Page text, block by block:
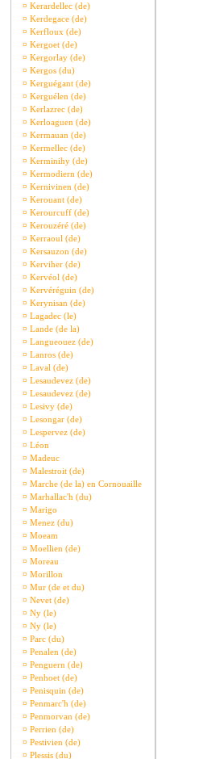
¤ Kerardellec (de)
¤ Kerdegace (de)
¤ Kerfloux (de)
¤ Kergoet (de)
¤ Kergorlay (de)
¤ Kergos (du)
¤ Kerguégant (de)
¤ Kerguélen (de)
¤ Kerlazrec (de)
¤ Kerloaguen (de)
¤ Kermauan (de)
¤ Kermellec (de)
¤ Kerminihy (de)
¤ Kermodiern (de)
¤ Kernivinen (de)
¤ Kerouant (de)
¤ Kerourcuff (de)
¤ Kerouzéré (de)
¤ Kerraoul (de)
¤ Kersauzon (de)
¤ Kerviher (de)
¤ Kervéol (de)
¤ Kervéréguin (de)
¤ Kerynisan (de)
¤ Lagadec (le)
¤ Lande (de la)
¤ Langueouez (de)
¤ Lanros (de)
¤ Laval (de)
¤ Lesaudevez (de)
¤ Lesaudevez (de)
¤ Lesivy (de)
¤ Lesongar (de)
¤ Lespervez (de)
¤ Léon
¤ Madeuc
¤ Malestroit (de)
¤ Marche (de la) en Cornouaille
¤ Marhallac'h (du)
¤ Marigo
¤ Menez (du)
¤ Moeam
¤ Moellien (de)
¤ Moreau
¤ Morillon
¤ Mur (de et du)
¤ Nevet (de)
¤ Ny (le)
¤ Ny (le)
¤ Parc (du)
¤ Penalen (de)
¤ Penguern (de)
¤ Penhoet (de)
¤ Penisquin (de)
¤ Penmarc'h (de)
¤ Penmorvan (de)
¤ Perrien (de)
¤ Pestivien (de)
¤ Plessis (du)